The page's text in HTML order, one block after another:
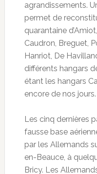
agrandissements.
permet de
quarantaine
Caudron, Breguet,
Hanriot, De
différents hangars
étant les hangars
encore de nos jours.
Les cinq dernières
fausse base
par les Allemands
en-Beauce, à
Bricy. Les